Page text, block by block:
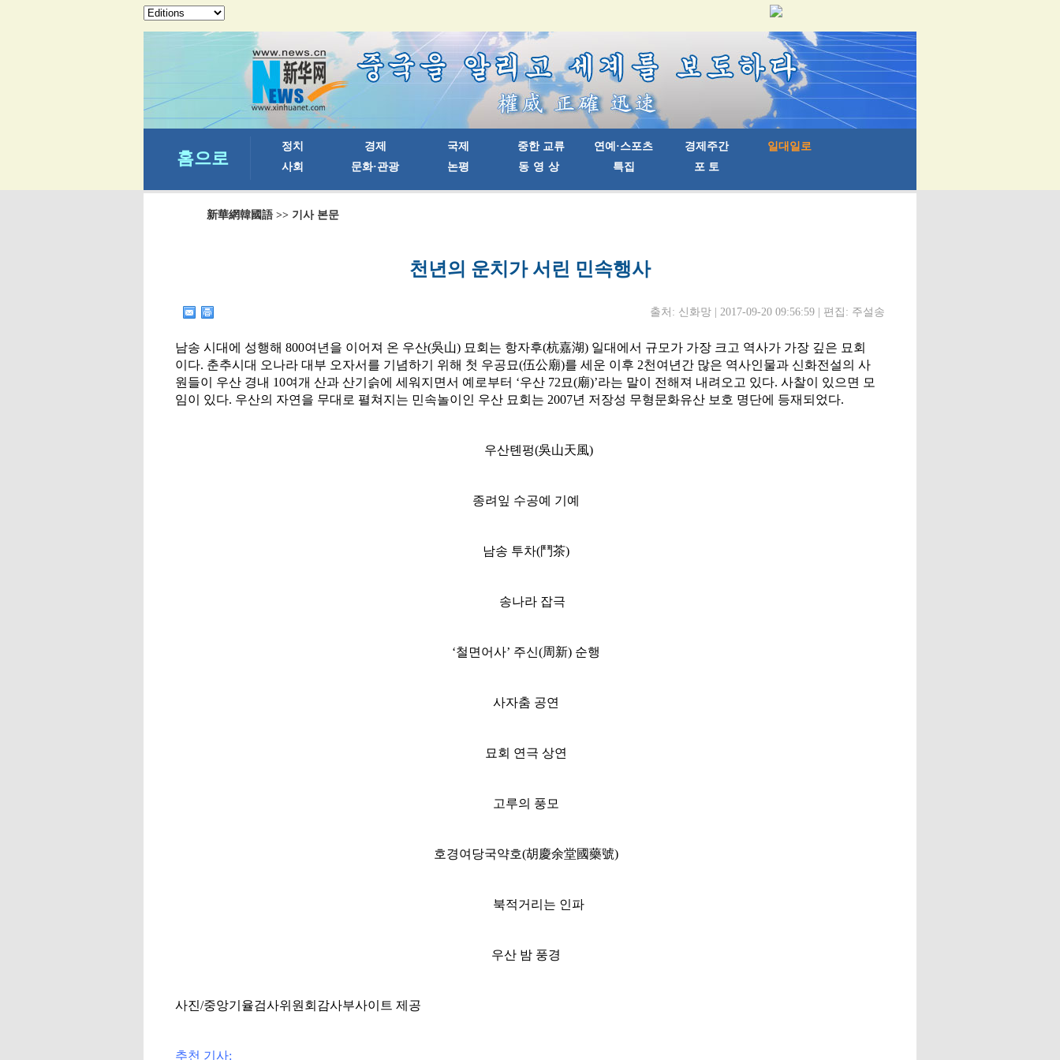
新華網韓國語 >> 기사 본문
천년의 운치가 서린 민속행사
출처: 신화망 | 2017-09-20 09:56:59 | 편집: 주설송
남송 시대에 성행해 800여년을 이어져 온 우산(吳山) 묘회는 항자후(杭嘉湖) 일대에서 규모가 가장 크고 역사가 가장 깊은 묘회
이다. 춘추시대 오나라 대부 오자서를 기념하기 위해 첫 우공묘(伍公廟)를 세운 이후 2천여년간 많은 역사인물과 신화전설의 사
원들이 우산 경내 10여개 산과 산기슭에 세워지면서 예로부터 ‘우산 72묘(廟)’라는 말이 전해져 내려오고 있다. 사찰이 있으면 모
임이 있다. 우산의 자연을 무대로 펼쳐지는 민속놀이인 우산 묘회는 2007년 저장성 무형문화유산 보호 명단에 등재되었다.
우산톈펑(吳山天風)
종려잎 수공예 기예
남송 투차(鬥茶)
송나라 잡극
‘철면어사’ 주신(周新) 순행
사자춤 공연
묘회 연극 상연
고루의 풍모
호경여당국약호(胡慶余堂國藥號)
북적거리는 인파
우산 밤 풍경
사진/중앙기율검사위원회감사부사이트 제공
추천 기사: